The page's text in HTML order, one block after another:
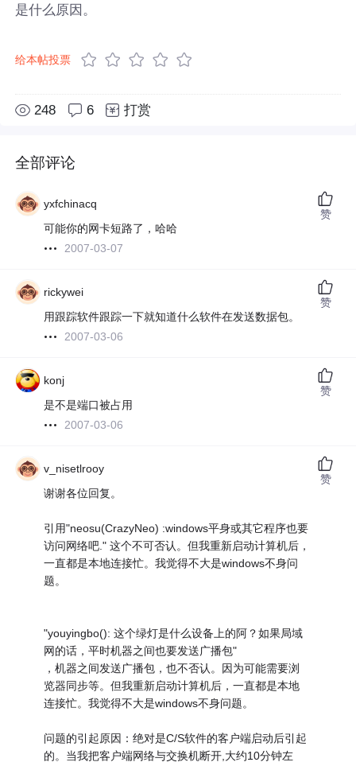
是什么原因。
给本帖投票
248 6 打赏
全部评论
yxfchinacq
可能你的网卡短路了，哈哈
2007-03-07
赞
rickywei
用跟踪软件跟踪一下就知道什么软件在发送数据包。
2007-03-06
赞
konj
是不是端口被占用
2007-03-06
赞
v_nisetlrooy
谢谢各位回复。
引用"neosu(CrazyNeo) :windows平身或其它程序也要
访问网络吧." 这个不可否认。但我重新启动计算机后，
一直都是本地连接忙。我觉得不大是windows不身问
题。
"youyingbo(): 这个绿灯是什么设备上的阿？如果局域
网的话，平时机器之间也要发送广播包"
，机器之间发送广播包，也不否认。因为可能需要浏
览器同步等。但我重新启动计算机后，一直都是本地
连接忙。我觉得不大是windows不身问题。
问题的引起原因：绝对是C/S软件的客户端启动后引起
的。当我把客户端网络与交换机断开,大约10分钟左
赞